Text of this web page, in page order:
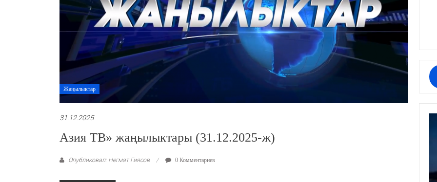
Жаңылыктар
31.12.2025
Азия ТВ» жаңылыктары (31.12.2025-ж)
Опубликовал: Негмат Гиясов 0 Комментариев